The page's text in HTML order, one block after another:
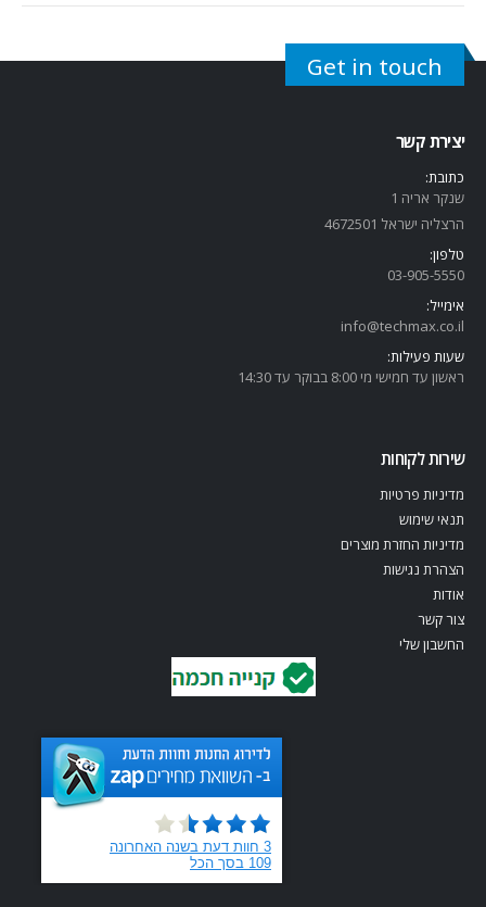
Get in touch
יצירת קשר
כתובת:
שנקר אריה 1
הרצליה ישראל 4672501
טלפון:
03-905-5550
אימייל:
info@techmax.co.il
שעות פעילות:
ראשון עד חמישי מי 8:00 בבוקר עד 14:30
שירות לקוחות
מדיניות פרטיות
תנאי שימוש
מדיניות החזרת מוצרים
הצהרת נגישות
אודות
צור קשר
החשבון שלי